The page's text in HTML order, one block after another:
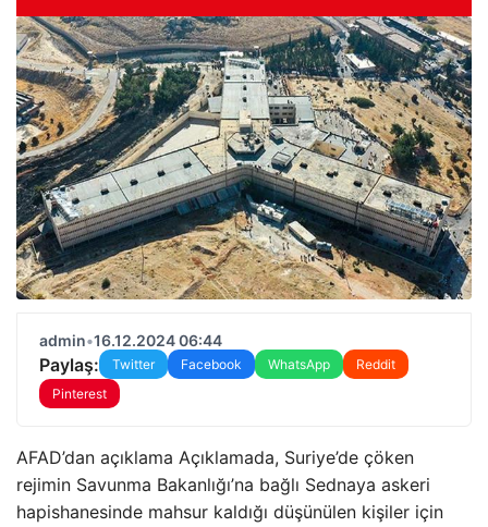
admin•16.12.2024 06:44
Paylaş: Twitter Facebook WhatsApp
Reddit
Pinterest
AFAD’dan açıklama Açıklamada, Suriye’de çöken
rejimin Savunma Bakanlığı’na bağlı Sednaya askeri
hapishanesinde mahsur kaldığı düşünülen kişiler için